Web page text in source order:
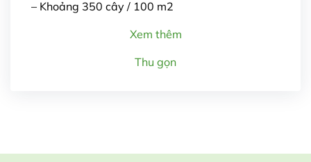
– Khoảng 350 cây / 100 m2
Xem thêm
Thu gọn